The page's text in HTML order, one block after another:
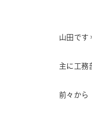
山田です
主に工務
前々から